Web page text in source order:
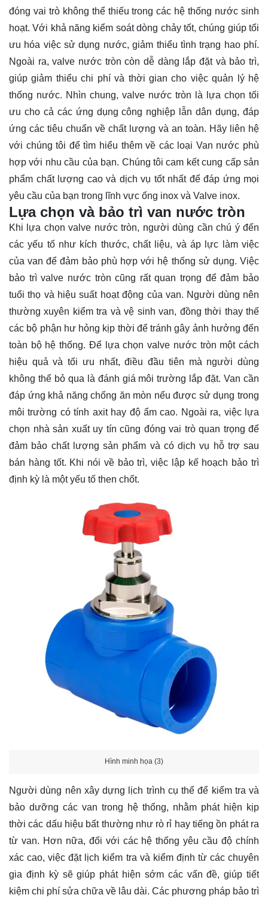
đóng vai trò không thể thiếu trong các hệ thống nước sinh
hoạt. Với khả năng kiểm soát dòng chảy tốt, chúng giúp tối
ưu hóa việc sử dụng nước, giảm thiểu tình trạng hao phí.
Ngoài ra, valve nước tròn còn dễ dàng lắp đặt và bảo trì,
giúp giảm thiểu chi phí và thời gian cho việc quản lý hệ
thống nước. Nhìn chung, valve nước tròn là lựa chọn tối
ưu cho cả các ứng dụng công nghiệp lẫn dân dụng, đáp
ứng các tiêu chuẩn về chất lượng và an toàn. Hãy liên hệ
với chúng tôi để tìm hiểu thêm về các loại Van nước phù
hợp với nhu cầu của bạn. Chúng tôi cam kết cung cấp sản
phẩm chất lượng cao và dịch vụ tốt nhất để đáp ứng mọi
yêu cầu của bạn trong lĩnh vực ống inox và Valve inox.
Lựa chọn và bảo trì van nước tròn
Khi lựa chọn valve nước tròn, người dùng cần chú ý đến
các yếu tố như kích thước, chất liệu, và áp lực làm việc
của van để đảm bảo phù hợp với hệ thống sử dụng. Việc
bảo trì valve nước tròn cũng rất quan trọng để đảm bảo
tuổi thọ và hiệu suất hoạt động của van. Người dùng nên
thường xuyên kiểm tra và vệ sinh van, đồng thời thay thế
các bộ phận hư hỏng kịp thời để tránh gây ảnh hưởng đến
toàn bộ hệ thống. Để lựa chọn valve nước tròn một cách
hiệu quả và tối ưu nhất, điều đầu tiên mà người dùng
không thể bỏ qua là đánh giá môi trường lắp đặt. Van cần
đáp ứng khả năng chống ăn mòn nếu được sử dụng trong
môi trường có tính axit hay độ ẩm cao. Ngoài ra, việc lựa
chọn nhà sản xuất uy tín cũng đóng vai trò quan trọng để
đảm bảo chất lượng sản phẩm và có dịch vụ hỗ trợ sau
bán hàng tốt. Khi nói về bảo trì, việc lập kế hoạch bảo trì
định kỳ là một yếu tố then chốt.
Hình minh họa (3)
Người dùng nên xây dựng lịch trình cụ thể để kiểm tra và
bảo dưỡng các van trong hệ thống, nhằm phát hiện kịp
thời các dấu hiệu bất thường như rò rỉ hay tiếng ồn phát ra
từ van. Hơn nữa, đối với các hệ thống yêu cầu độ chính
xác cao, việc đặt lịch kiểm tra và kiểm định từ các chuyên
gia định kỳ sẽ giúp phát hiện sớm các vấn đề, giúp tiết
kiệm chi phí sửa chữa về lâu dài. Các phương pháp bảo trì